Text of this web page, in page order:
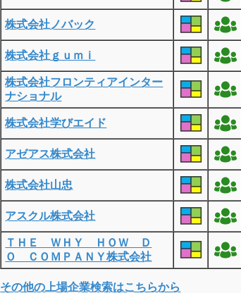
株式会社ノバック
株式会社ｇｕｍｉ
株式会社フロンティアインター
ナショナル
株式会社学びエイド
アゼアス株式会社
株式会社山忠
アスクル株式会社
ＴＨＥ ＷＨＹ ＨＯＷ Ｄ
Ｏ ＣＯＭＰＡＮＹ株式会社
その他の上場企業検索はこちらから